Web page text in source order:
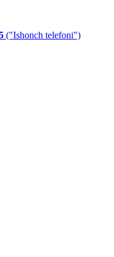
("Ishonch telefoni")